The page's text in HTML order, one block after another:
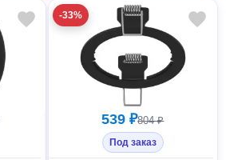
-33%
539 ₽804 ₽
Под заказ